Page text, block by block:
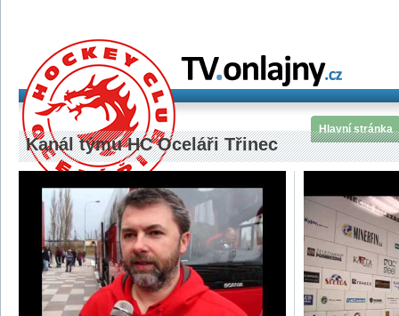
Hlavní stránka
Kanál týmu HC Oceláři Třinec